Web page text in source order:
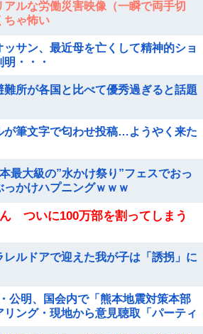
アルな労働災害映像（一瞬で両手切
ちゃ怖い
ッサン、最近母を亡くして精神的ショ
・・・
難所が各国と比べて優秀過ぎると話題
が筆文字で匂わせ投稿…ようやく来た
最大級の”水かけ祭り”フェスでおっ
かけハプニングｗｗｗ
ついに100万部を割ってしまう
レルドアで迎えた我が子は「誘拐」に
公明、国会内で「熊本地震対策本部
ング・現地から意見聴取「パーティ